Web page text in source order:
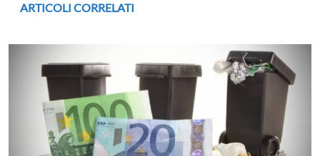
ARTICOLI CORRELATI